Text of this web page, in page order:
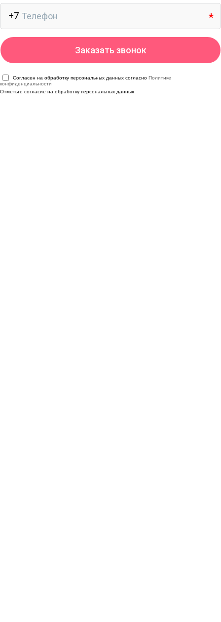
Согласен на обработку персональных данных согласно Политике
конфиденциальности
Отметьте согласие на обработку персональных данных